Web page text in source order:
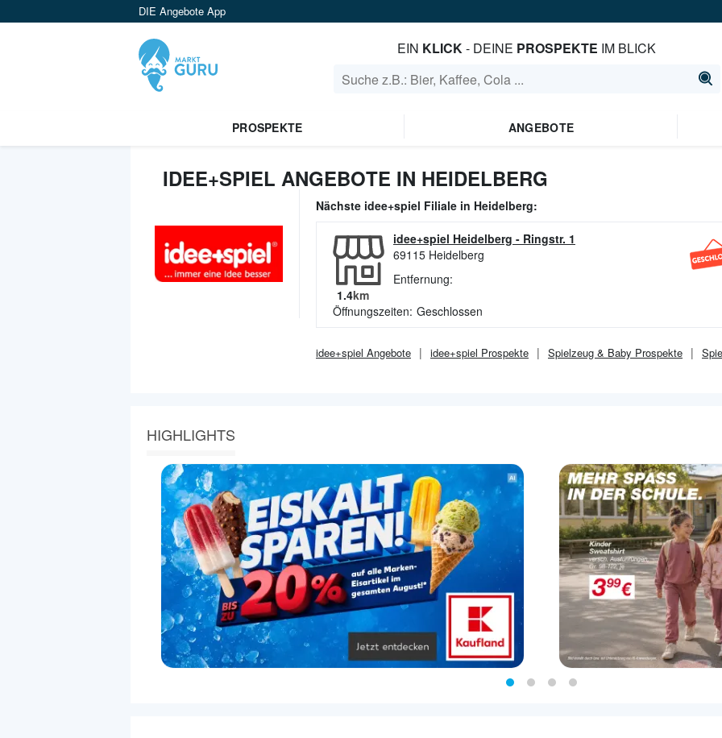
DIE Angebote App
EIN KLICK- DEINE PROSPEKTE IM BLICK
PROSPEKTE ANGEBOTE
IDEE+SPIEL ANGEBOTE IN HEIDELBERG
Nächste idee+spiel Filiale in Heidelberg:
idee+spiel Heidelberg - Ringstr. 1
69115 Heidelberg
Entfernung:
1.4km
Öffnungszeiten: Geschlossen
idee+spiel Angebote idee+spiel Prospekte Spielzeug & Baby Prospekte
HIGHLIGHTS